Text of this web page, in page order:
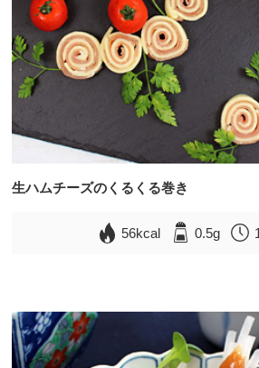
生ハムチーズのくるくる巻き
56kcal 0.5g